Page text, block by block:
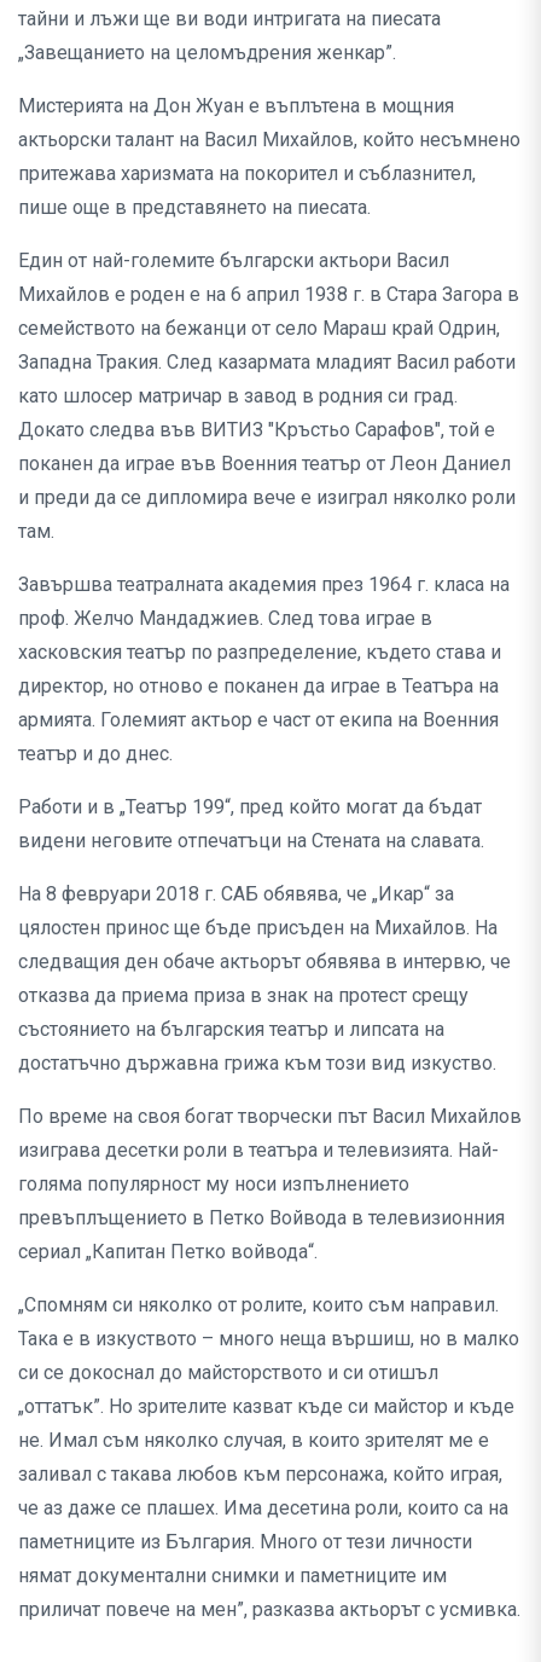
тайни и лъжи ще ви води интригата на пиесата
„Завещанието на целомъдрения женкар”.
Мистерията на Дон Жуан е въплътена в мощния
актьорски талант на Васил Михайлов, който несъмнено
притежава харизмата на покорител и съблазнител,
пише още в представянето на пиесата.
Един от най-големите български актьори Васил
Михайлов е роден е на 6 април 1938 г. в Стара Загора в
семейството на бежанци от село Мараш край Одрин,
Западна Тракия. След казармата младият Васил работи
като шлосер матричар в завод в родния си град.
Докато следва във ВИТИЗ "Кръстьо Сарафов", той е
поканен да играе във Военния театър от Леон Даниел
и преди да се дипломира вече е изиграл няколко роли
там.
Завършва театралната академия през 1964 г. класа на
проф. Желчо Мандаджиев. След това играе в
хасковския театър по разпределение, където става и
директор, но отново е поканен да играе в Театъра на
армията. Големият актьор е част от екипа на Военния
театър и до днес.
Работи и в „Театър 199“, пред който могат да бъдат
видени неговите отпечатъци на Стената на славата.
На 8 февруари 2018 г. САБ обявява, че „Икар“ за
цялостен принос ще бъде присъден на Михайлов. На
следващия ден обаче актьорът обявява в интервю, че
отказва да приема приза в знак на протест срещу
състоянието на българския театър и липсата на
достатъчно държавна грижа към този вид изкуство.
По време на своя богат творчески път Васил Михайлов
изиграва десетки роли в театъра и телевизията. Най-
голяма популярност му носи изпълнението
превъплъщението в Петко Войвода в телевизионния
сериал „Капитан Петко войвода“.
„Спомням си няколко от ролите, които съм направил.
Така е в изкуството – много неща вършиш, но в малко
си се докоснал до майсторството и си отишъл
„оттатък”. Но зрителите казват къде си майстор и къде
не. Имал съм няколко случая, в които зрителят ме е
заливал с такава любов към персонажа, който играя,
че аз даже се плашех. Има десетина роли, които са на
паметниците из България. Много от тези личности
нямат документални снимки и паметниците им
приличат повече на мен”, разказва актьорът с усмивка.